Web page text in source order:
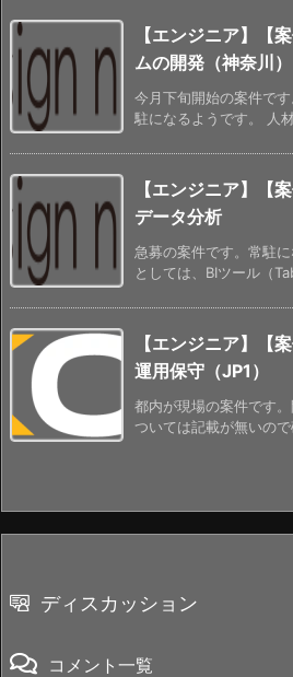
【エンジニア】【
ムの開発（神奈川）
今月下旬開始の案件で
駐になるようです。 人
【エンジニア】【
データ分析
急募の案件です。常駐
としては、BIツール（
【エンジニア】【
運用保守（JP1）
都内が現場の案件です
ついては記載が無いの
ディスカッション
コメント一覧